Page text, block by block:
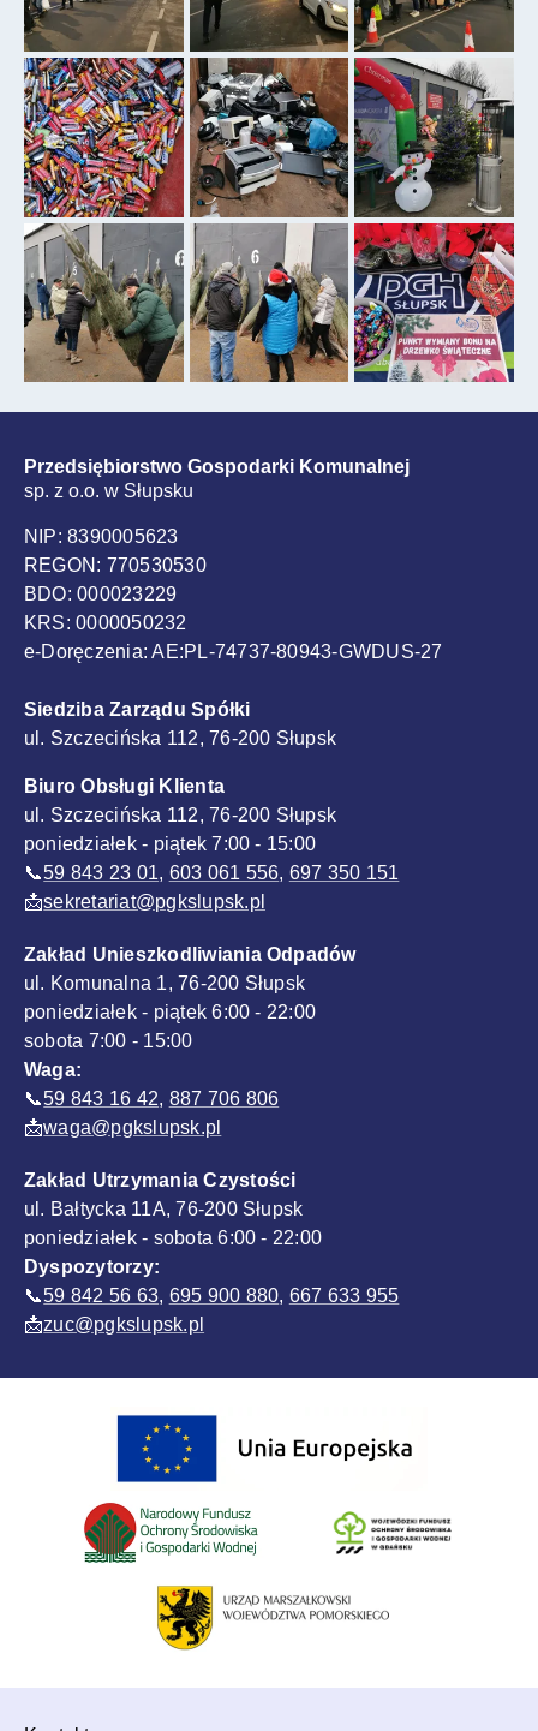
Przedsiębiorstwo Gospodarki Komunalnej
sp. z o.o. w Słupsku
NIP: 8390005623
REGON: 770530530
BDO: 000023229
KRS: 0000050232
e-Doręczenia: AE:PL-74737-80943-GWDUS-27
Siedziba Zarządu Spółki
ul. Szczecińska 112, 76-200 Słupsk
Biuro Obsługi Klienta
ul. Szczecińska 112, 76-200 Słupsk
poniedziałek - piątek 7:00 - 15:00
📞59 843 23 01, 603 061 556, 697 350 151
📩sekretariat@pgkslupsk.pl
Zakład Unieszkodliwiania Odpadów
ul. Komunalna 1, 76-200 Słupsk
poniedziałek - piątek 6:00 - 22:00
sobota 7:00 - 15:00
Waga:
📞59 843 16 42, 887 706 806
📩waga@pgkslupsk.pl
Zakład Utrzymania Czystości
ul. Bałtycka 11A, 76-200 Słupsk
poniedziałek - sobota 6:00 - 22:00
Dyspozytorzy:
📞59 842 56 63, 695 900 880, 667 633 955
📩zuc@pgkslupsk.pl
Sponsorzy